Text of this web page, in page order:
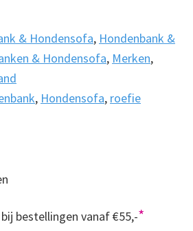
& Hondensofa, Hondenbank &
& Hondensofa, Merken,
, Hondensofa, roefie
bestellingen vanaf €55,-*